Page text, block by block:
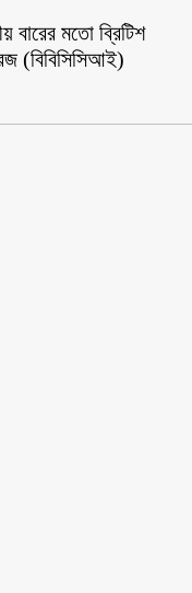
বারের মতো ব্রিটিশ
(বিবিসিসিআই)